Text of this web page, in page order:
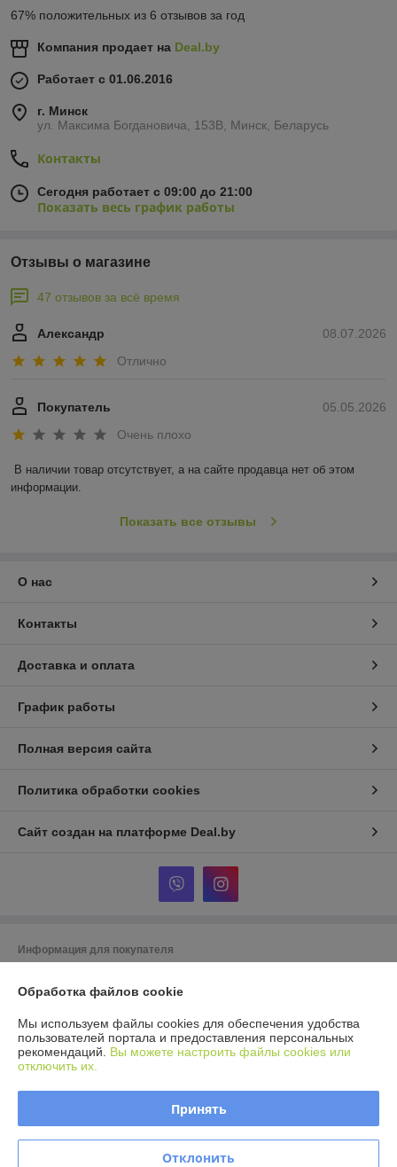
67% положительных из 6 отзывов за год
Компания продает на Deal.by
Работает с 01.06.2016
г. Минск
ул. Максима Богдановича, 153В, Минск, Беларусь
Контакты
Сегодня работает с 09:00 до 21:00
Показать весь график работы
Отзывы о магазине
47 отзывов за всё время
08.07.2026
Александр
Отлично
05.05.2026
Покупатель
Очень плохо
В наличии товар отсутствует, а на сайте продавца нет об этом
информации.
Показать все отзывы
О нас
Контакты
Доставка и оплата
График работы
Полная версия сайта
Политика обработки cookies
Сайт создан на платформе Deal.by
Информация для покупателя
г.Минск, пр-т Партизанский 168/25
Регистрационный номер ЕГР: 192672952
УНП: 192672952
Дата регистрации компании: 28.11.2016
Местонахождение книги жалоб и предложений: ул. Максима
Обработка файлов cookie
Мы используем файлы cookies для обеспечения удобства
пользователей портала и предоставления персональных
рекомендаций. Вы можете настроить файлы cookies или
отключить их.
Принять
Отклонить